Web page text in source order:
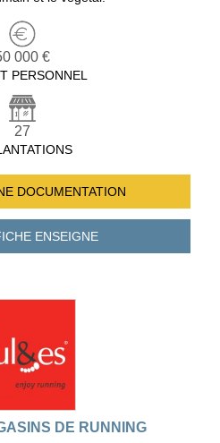
000 €
PERSONNEL
27
DOCUMENTATION
ENSEIGNE
DE RUNNING